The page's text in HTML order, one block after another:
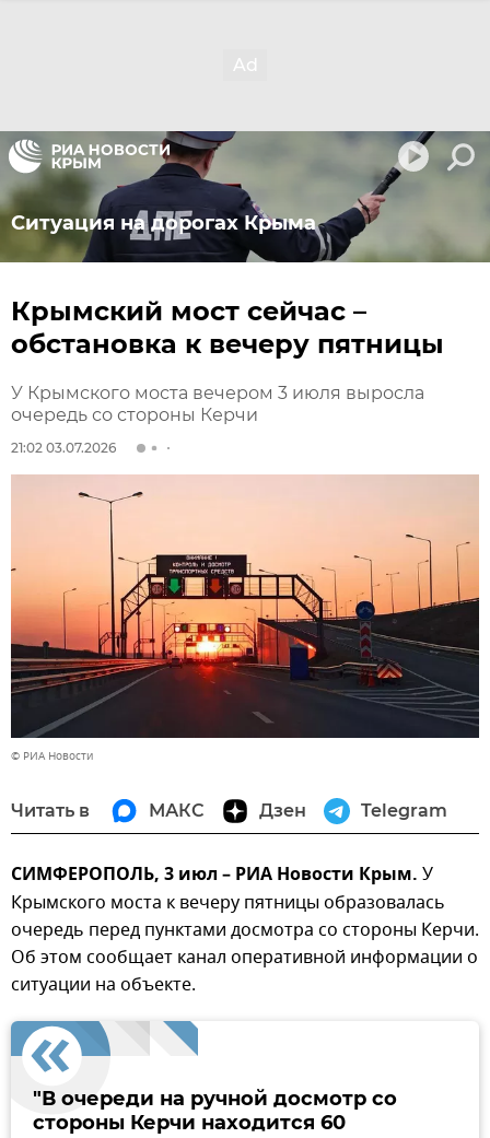
Ситуация на дорогах Крыма
Крымский мост сейчас –
обстановка к вечеру пятницы
У Крымского моста вечером 3 июля выросла
очередь со стороны Керчи
21:02 03.07.2026
© РИА Новости
Читать в МАКС Дзен Telegram
СИМФЕРОПОЛЬ, 3 июл – РИА Новости Крым. У
Крымского моста к вечеру пятницы образовалась
очередь перед пунктами досмотра со стороны Керчи.
Об этом сообщает канал оперативной информации о
ситуации на объекте.
"В очереди на ручной досмотр со
стороны Керчи находится 60